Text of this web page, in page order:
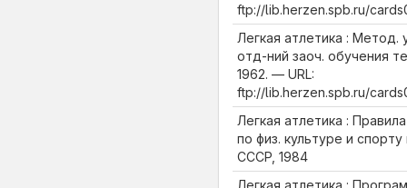
ftp://lib.herzen.spb.ru/
Легкая атлетика : Метод.
отд-ний заоч. обучения
1962. — URL:
ftp://lib.herzen.spb.ru/
Легкая атлетика :
по физ. культуре и
СССР, 1984
Легкая атлетика :